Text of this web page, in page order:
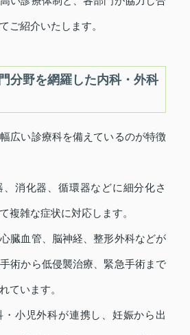
ご紹介いたします。
分野を網羅した内科・外科
広い診療科を備えているのが特徴
消化器、循環器などに細分化さ
複雑な症状に対応します。
臓血管、脳神経、整形外科などが
術から低侵襲治療、緊急手術まで
ています。
小児外科が連携し、妊娠から出